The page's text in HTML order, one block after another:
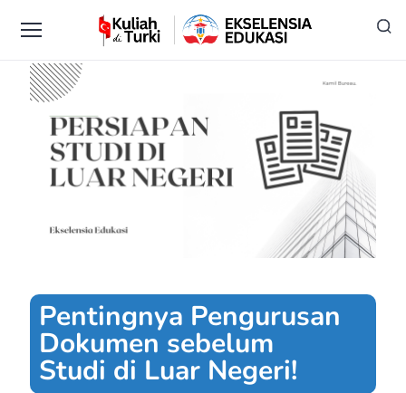
Pentingnya Pengurusan
Dokumen sebelum
Studi di Luar Negeri!